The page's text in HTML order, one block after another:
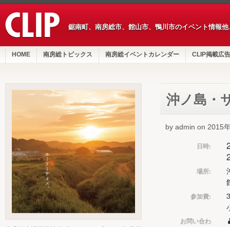
鋸南町、南房総市、館山市、鴨川市のイベント情報
HOME 南房総トピックス 南房総イベントカレンダー CLIP掲載広告
沖ノ島・
by admin on 2015
日時:
場所:
参加費:
お問い合わ